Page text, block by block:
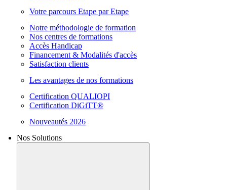
Votre parcours Etape par Etape
Notre méthodologie de formation
Nos centres de formations
Accès Handicap
Financement & Modalités d'accès
Satisfaction clients
Les avantages de nos formations
Certification QUALIOPI
Certification DiGiTT®
Nouveautés 2026
Nos Solutions